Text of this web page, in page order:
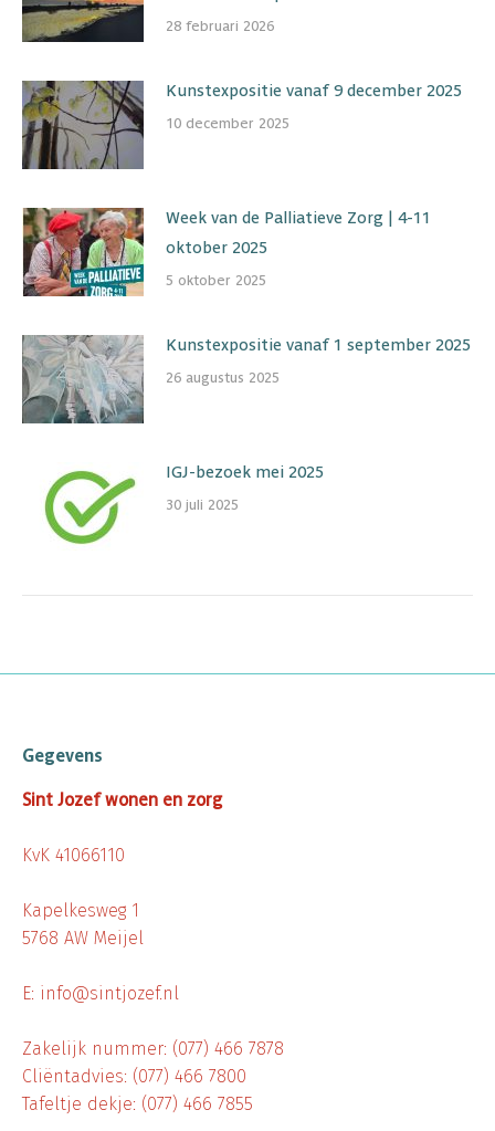
28 februari 2026
Kunstexpositie vanaf 9 december 2025
10 december 2025
Week van de Palliatieve Zorg | 4-11
oktober 2025
5 oktober 2025
Kunstexpositie vanaf 1 september 2025
26 augustus 2025
IGJ-bezoek mei 2025
30 juli 2025
Gegevens
Sint Jozef wonen en zorg
KvK 41066110
Kapelkesweg 1
5768 AW Meijel
E: info@sintjozef.nl
Zakelijk nummer: (077) 466 7878
Cliëntadvies: (077) 466 7800
Tafeltje dekje: (077) 466 7855